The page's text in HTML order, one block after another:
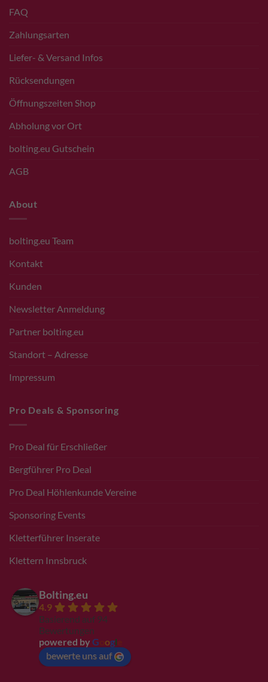
FAQ
Zahlungsarten
Liefer- & Versand Infos
Rücksendungen
Öffnungszeiten Shop
Abholung vor Ort
bolting.eu Gutschein
AGB
About
bolting.eu Team
Kontakt
Kunden
Newsletter Anmeldung
Partner bolting.eu
Standort – Adresse
Impressum
Pro Deals & Sponsoring
Pro Deal für Erschließer
Bergführer Pro Deal
Pro Deal Höhlenkunde Vereine
Sponsoring Events
Kletterführer Inserate
Klettern Innsbruck
Bolting.eu
4.9
Basierend auf 94
Bewertungen
powered by G ogl
bewerte uns auf